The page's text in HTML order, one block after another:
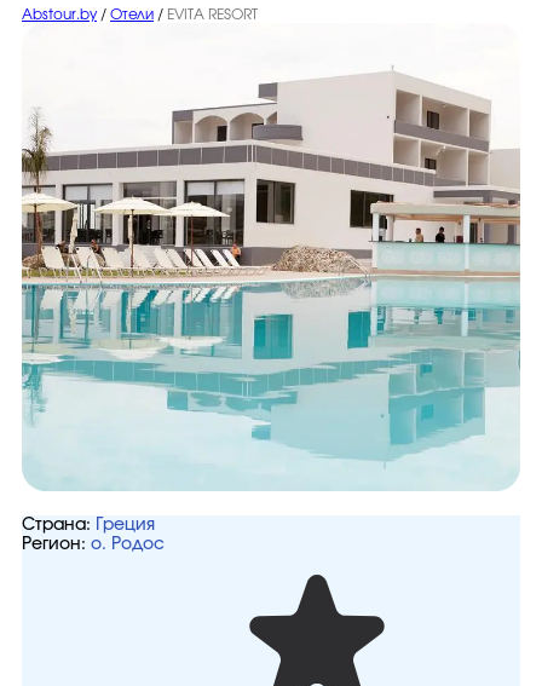
Abstour.by / Отели / EVITA RESORT
Страна:
Греция
Регион: о. Родос